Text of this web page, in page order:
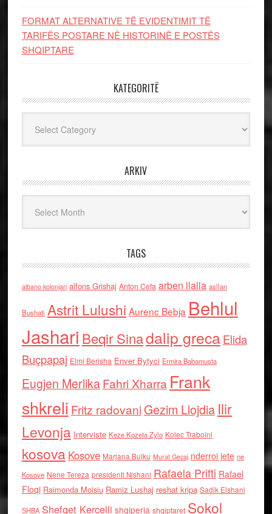
FORMAT ALTERNATIVE TË EVIDENTIMIT TË
TARIFËS POSTARE NË HISTORINË E POSTËS
SHQIPTARE
KATEGORITË
ARKIV
TAGS
albano kolonjari alfons Grishaj Anton Cefa arben llalla asllan
Bushati Astrit Lulushi Aurenc Bebja Behlul
Jashari Beqir Sinadalip grecaElida
Buçpapaj Elmi Berisha Enver Bytyci Ermira Babamusta
Eugjen MerlikaFahri Xharra Frank
shkreli Fritz radovaniGezim Llojdia Ilir
Levonja Interviste Keze Kozeta Zylo Kolec Traboini
kosova Kosove Marjana Bulku Murat Gecaj nderroi jete ne
Kosove Nene Tereza presidenti Nishani Rafaela Prifti Rafael
Floqi Raimonda Moisiu Ramiz Lushaj reshat kripa Sadik Elshani
SHBA Shefqet Kercelli shqiperia shqiptaret Sokol